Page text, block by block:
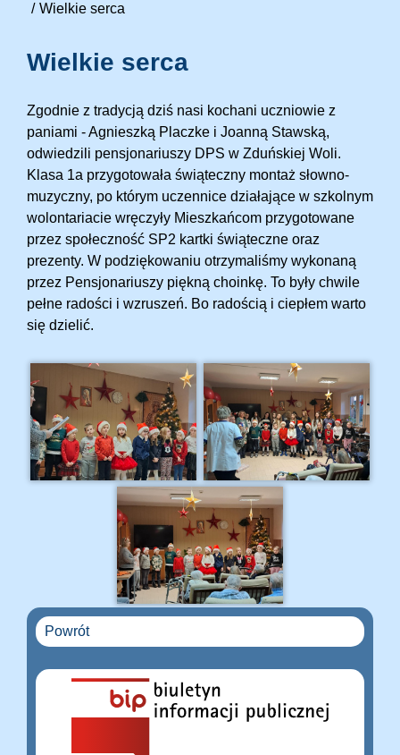
Wielkie serca
Wielkie serca
Zgodnie z tradycją dziś nasi kochani uczniowie z
paniami - Agnieszką Placzke i Joanną Stawską,
odwiedzili pensjonariuszy DPS w Zduńskiej Woli.
Klasa 1a przygotowała świąteczny montaż słowno-
muzyczny, po którym uczennice działające w szkolnym
wolontariacie wręczyły Mieszkańcom przygotowane
przez społeczność SP2 kartki świąteczne oraz
prezenty. W podziękowaniu otrzymaliśmy wykonaną
przez Pensjonariuszy piękną choinkę. To były chwile
pełne radości i wzruszeń. Bo radością i ciepłem warto
się dzielić.
Powrót